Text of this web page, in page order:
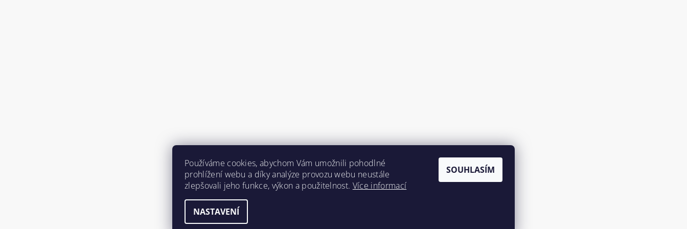
Používáme cookies, abychom Vám umožnili pohodlné
prohlížení webu a díky analýze provozu webu neustále
zlepšovali jeho funkce, výkon a použitelnost. Více informací
NASTAVENÍ
SOUHLASÍM